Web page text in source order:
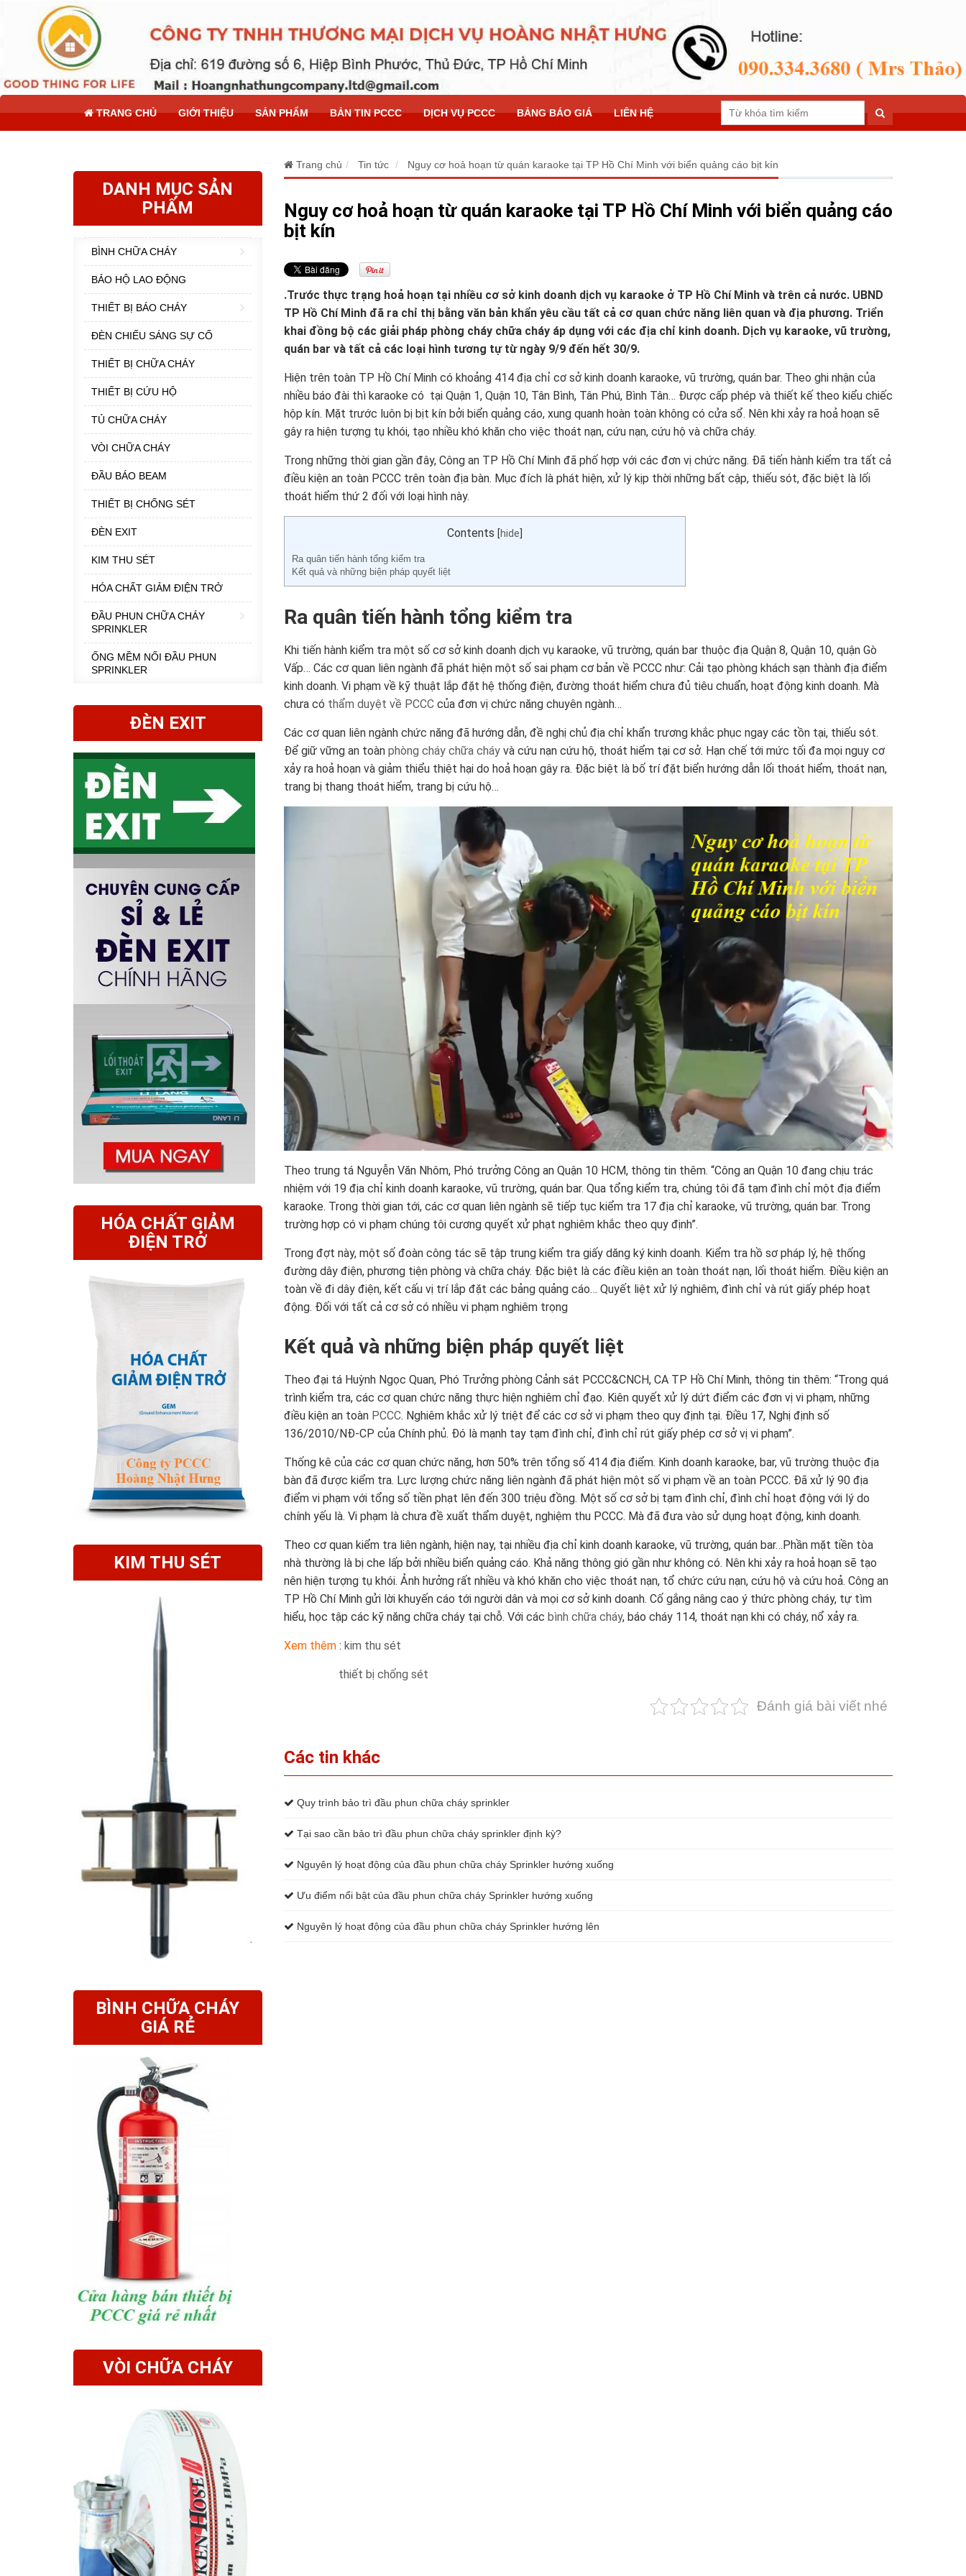
TRANG CHỦ GIỚI THIỆU SẢN PHẨM BẢN TIN PCCC DỊCH VỤ PCCC BẢNG BÁO GIÁ LIÊN HỆ
Trang chủ Tin tức Nguy cơ hoả hoạn từ quán karaoke tại TP Hồ Chí Minh với biển quảng cáo bịt kín
Nguy cơ hoả hoạn từ quán karaoke tại TP Hồ Chí Minh với biển quảng cáo
bịt kín
.Trước thực trạng hoả hoạn tại nhiều cơ sở kinh doanh dịch vụ karaoke ở TP Hồ Chí Minh và trên cả nước. UBND
TP Hồ Chí Minh đã ra chỉ thị bằng văn bản khẩn yêu cầu tất cả cơ quan chức năng liên quan và địa phương. Triển
khai đồng bộ các giải pháp phòng cháy chữa cháy áp dụng với các địa chỉ kinh doanh. Dịch vụ karaoke, vũ trường,
quán bar và tất cả các loại hình tương tự từ ngày 9/9 đến hết 30/9.
Hiện trên toàn TP Hồ Chí Minh có khoảng 414 địa chỉ cơ sở kinh doanh karaoke, vũ trường, quán bar. Theo ghi nhận của
nhiều báo đài thì karaoke có tại Quận 1, Quận 10, Tân Bình, Tân Phú, Bình Tân… Được cấp phép và thiết kế theo kiểu chiếc
hộp kín. Mặt trước luôn bị bịt kín bởi biển quảng cáo, xung quanh hoàn toàn không có cửa sổ. Nên khi xảy ra hoả hoạn sẽ
gây ra hiện tượng tụ khói, tạo nhiều khó khăn cho việc thoát nạn, cứu nạn, cứu hộ và chữa cháy.
Trong những thời gian gần đây, Công an TP Hồ Chí Minh đã phố hợp với các đơn vị chức năng. Đã tiến hành kiểm tra tất cả
điều kiện an toàn PCCC trên toàn địa bàn. Mục đích là phát hiện, xử lý kịp thời những bất cập, thiếu sót, đặc biệt là lối
thoát hiểm thứ 2 đối với loại hình này.
Contents [hide
Ra quân tiến hành tổng kiểm tra
Kết quả và những biện pháp quyết liệt
Ra quân tiến hành tổng kiểm tra
Khi tiến hành kiểm tra một số cơ sở kinh doanh dịch vụ karaoke, vũ trường, quán bar thuộc địa Quận 8, Quận 10, quận Gò
Vấp… Các cơ quan liên ngành đã phát hiện một số sai phạm cơ bản về PCCC như: Cải tạo phòng khách sạn thành địa điểm
kinh doanh. Vi phạm về kỹ thuật lắp đặt hệ thống điện, đường thoát hiểm chưa đủ tiêu chuẩn, hoạt động kinh doanh. Mà
chưa có thẩm duyệt về PCCCcủa đơn vị chức năng chuyên ngành…
Các cơ quan liên ngành chức năng đã hướng dẫn, đề nghị chủ địa chỉ khẩn trương khắc phục ngay các tồn tại, thiếu sót.
Để giữ vững an toàn phòng cháy chữa cháyvà cứu nạn cứu hộ, thoát hiểm tại cơ sở. Hạn chế tới mức tối đa mọi nguy cơ
xảy ra hoả hoạn và giảm thiểu thiệt hại do hoả hoạn gây ra. Đặc biệt là bố trí đặt biển hướng dẫn lối thoát hiểm, thoát nạn,
trang bị thang thoát hiểm, trang bị cứu hộ…
Theo trung tá Nguyễn Văn Nhôm, Phó trưởng Công an Quận 10 HCM, thông tin thêm. “Công an Quận 10 đang chịu trác
nhiệm với 19 địa chỉ kinh doanh karaoke, vũ trường, quán bar. Qua tổng kiểm tra, chúng tôi đã tạm đình chỉ một địa điểm
karaoke. Trong thời gian tới, các cơ quan liên ngành sẽ tiếp tục kiểm tra 17 địa chỉ karaoke, vũ trường, quán bar. Trong
trường hợp có vi phạm chúng tôi cương quyết xử phạt nghiêm khắc theo quy định”.
Trong đợt này, một số đoàn công tác sẽ tập trung kiểm tra giấy dăng ký kinh doanh. Kiểm tra hồ sơ pháp lý, hệ thống
đường dây điện, phương tiện phòng và chữa cháy. Đặc biệt là các điều kiện an toàn thoát nạn, lối thoát hiểm. Điều kiện an
toàn về đi dây điện, kết cấu vị trí lắp đặt các bảng quảng cáo… Quyết liệt xử lý nghiêm, đình chỉ và rút giấy phép hoạt
động. Đối với tất cả cơ sở có nhiều vi phạm nghiêm trọng
Kết quả và những biện pháp quyết liệt
Theo đại tá Huỳnh Ngọc Quan, Phó Trưởng phòng Cảnh sát PCCC&CNCH, CA TP Hồ Chí Minh, thông tin thêm: “Trong quá
trình kiểm tra, các cơ quan chức năng thực hiện nghiêm chỉ đạo. Kiên quyết xử lý dứt điểm các đơn vị vi phạm, những
điều kiện an toàn PCCC. Nghiêm khắc xử lý triệt để các cơ sở vi phạm theo quy định tại. Điều 17, Nghị định số
136/2010/NĐ-CP của Chính phủ. Đó là mạnh tay tạm đình chỉ, đình chỉ rút giấy phép cơ sở vị vi phạm”.
Thống kê của các cơ quan chức năng, hơn 50% trên tổng số 414 địa điểm. Kinh doanh karaoke, bar, vũ trường thuộc địa
bàn đã được kiểm tra. Lực lượng chức năng liên ngành đã phát hiện một số vi phạm về an toàn PCCC. Đã xử lý 90 địa
điểm vi phạm với tổng số tiền phạt lên đến 300 triệu đồng. Một số cơ sở bị tạm đình chỉ, đình chỉ hoạt động với lý do
chính yếu là. Vi phạm là chưa đề xuất thẩm duyệt, nghiệm thu PCCC. Mà đã đưa vào sử dụng hoạt động, kinh doanh.
Theo cơ quan kiểm tra liên ngành, hiện nay, tại nhiều địa chỉ kinh doanh karaoke, vũ trường, quán bar…Phần mặt tiền tòa
nhà thường là bị che lấp bởi nhiều biển quảng cáo. Khả năng thông gió gần như không có. Nên khi xảy ra hoả hoạn sẽ tạo
nên hiện tượng tụ khói. Ảnh hưởng rất nhiều và khó khăn cho việc thoát nạn, tổ chức cứu nạn, cứu hộ và cứu hoả. Công an
TP Hồ Chí Minh gửi lời khuyến cáo tới người dân và mọi cơ sở kinh doanh. Cố gắng nâng cao ý thức phòng cháy, tự tìm
hiểu, học tập các kỹ năng chữa cháy tại chỗ. Với các bình chữa cháy, báo cháy 114, thoát nạn khi có cháy, nổ xảy ra.
Xem thêm: kim thu sét
thiết bị chống sét
Đánh giá bài viết nhé
Các tin khác
Quy trình bảo trì đầu phun chữa cháy sprinkler
Tại sao cần bảo trì đầu phun chữa cháy sprinkler định kỳ?
Nguyên lý hoạt động của đầu phun chữa cháy Sprinkler hướng xuống
Ưu điểm nổi bật của đầu phun chữa cháy Sprinkler hướng xuống
Nguyên lý hoạt động của đầu phun chữa cháy Sprinkler hướng lên
DANH MỤC SẢN
PHẨM
BÌNH CHỮA CHÁY
BẢO HỘ LAO ĐỘNG
THIẾT BỊ BÁO CHÁY
ĐÈN CHIẾU SÁNG SỰ CỐ
THIẾT BỊ CHỮA CHÁY
THIẾT BỊ CỨU HỘ
TỦ CHỮA CHÁY
VÒI CHỮA CHÁY
ĐẦU BÁO BEAM
THIẾT BỊ CHỐNG SÉT
ĐÈN EXIT
KIM THU SÉT
HÓA CHẤT GIẢM ĐIỆN TRỞ
ĐẦU PHUN CHỮA CHÁY
SPRINKLER
ỐNG MỀM NỐI ĐẦU PHUN
SPRINKLER
ĐÈN EXIT
HÓA CHẤT GIẢM
ĐIỆN TRỞ
KIM THU SÉT
BÌNH CHỮA CHÁY
GIÁ RẺ
VÒI CHỮA CHÁY